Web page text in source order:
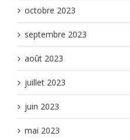
octobre 2023
septembre 2023
août 2023
juillet 2023
juin 2023
mai 2023